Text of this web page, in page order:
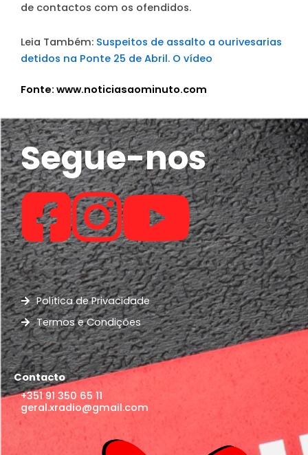
de contactos com os ofendidos.
Leia Também: Suspeitos de assalto a ourivesarias
detidos na Ponte 25 de Abril. O vídeo
Fonte: www.noticiasaominuto.com
Segue-nos
Política de Privacidade
Termos e Condições
Contacto
+351 91 350 65 11
geral.xradio@gmail.com